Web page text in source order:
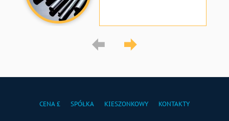
CENA £ SPÓŁKA KIESZONKOWY KONTAKTY